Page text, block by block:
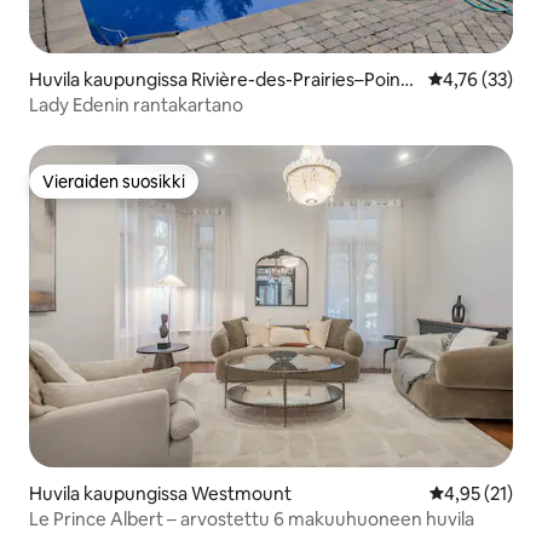
Huvila kaupungissa Rivière-des-Prairies–Pointe
-aux-Trembles
4,76 (33)
Lady Edenin rantakartano
Vieraiden suosikki
Vieraiden suosikki
Huvila kaupungissa Westmount
4,95 (21)
Le Prince Albert – arvostettu 6 makuuhuoneen huvila